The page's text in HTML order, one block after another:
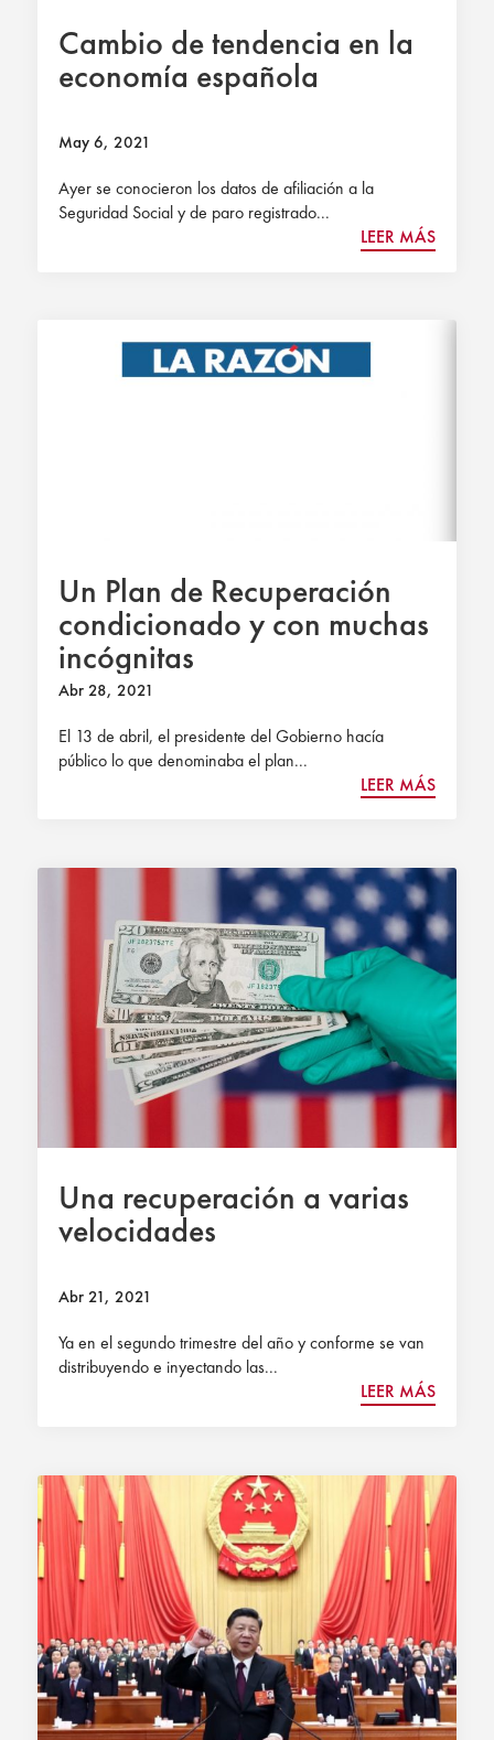
Cambio de tendencia en la
economía española
May 6, 2021
Ayer se conocieron los datos de afiliación a la
Seguridad Social y de paro registrado...
LEER MÁS
Un Plan de Recuperación
condicionado y con muchas
incógnitas
Abr 28, 2021
El 13 de abril, el presidente del Gobierno hacía
público lo que denominaba el plan...
LEER MÁS
Una recuperación a varias
velocidades
Abr 21, 2021
Ya en el segundo trimestre del año y conforme se van
distribuyendo e inyectando las...
LEER MÁS